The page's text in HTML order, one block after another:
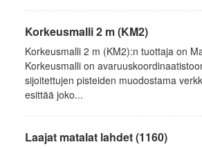
Korkeusmalli 2 m (KM2)
Korkeusmalli 2 m (KM2):n tuottaja on
Korkeusmalli on
sijoitettujen pisteiden muodostama
esittää joko...
Laajat matalat lahdet (1160)